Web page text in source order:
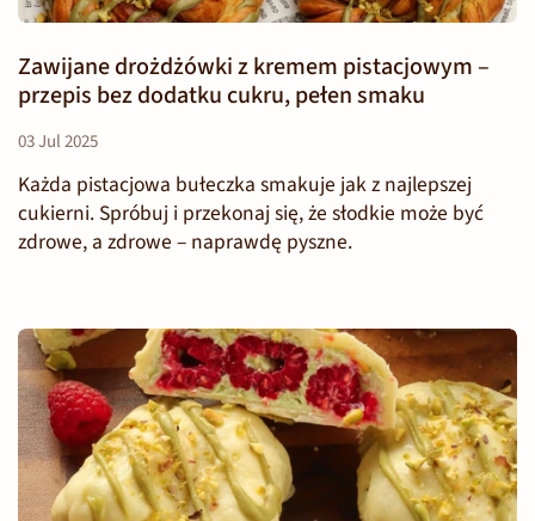
Zawijane drożdżówki z kremem pistacjowym –
przepis bez dodatku cukru, pełen smaku
03 Jul 2025
Każda pistacjowa bułeczka smakuje jak z najlepszej
cukierni. Spróbuj i przekonaj się, że słodkie może być
zdrowe, a zdrowe – naprawdę pyszne.